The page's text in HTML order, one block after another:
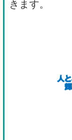
きます。